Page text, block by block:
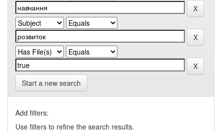
Start a new search
Add filters:
Use filters to refine the search results.